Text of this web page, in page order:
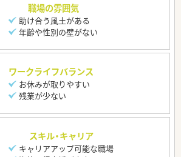
職場の雰囲気
助け合う風土がある
年齢や性別の壁がない
ワークライフバランス
お休みが取りやすい
残業が少ない
スキル・キャリア
キャリアアップ可能な職場